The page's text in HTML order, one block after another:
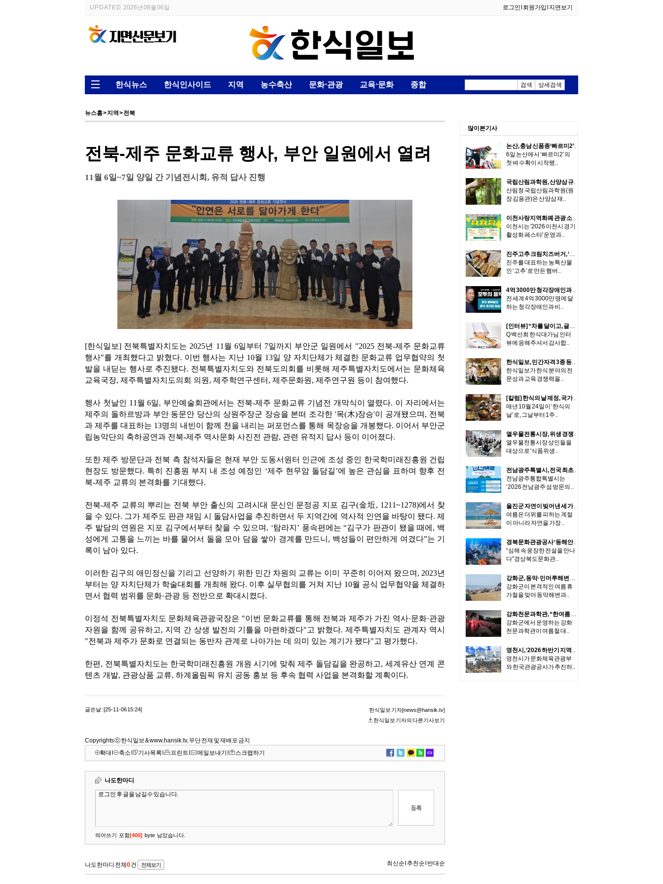
UPDATED.2026년 08월 06일 로그인 회원가입 지면보기
검색 상세검색
한식뉴스 한식인사이드 지역 농수축산 문화⋅관광 교육⋅문화 종합
뉴스홈>지역 >전북
전북-제주 문화교류 행사, 부안 일원에서 열려
11월 6일~7일 양일 간 기념전시회, 유적 답사 진행
[한식일보] 전북특별자치도는 2025년 11월 6일부터 7일까지 부안군 일원에서 "2025 전북-제주 문화교류
행사"를 개최했다고 밝혔다. 이번 행사는 지난 10월 13일 양 자치단체가 체결한 문화교류 업무협약의 첫
발을 내딛는 행사로 추진됐다. 전북특별자치도와 전북도의회를 비롯해 제주특별자치도에서는 문화체육
교육국장, 제주특별자치도의회 의원, 제주학연구센터, 제주문화원, 제주연구원 등이 참여했다.
행사 첫날인 11월 6일, 부안예술회관에서는 전북-제주 문화교류 기념전 개막식이 열렸다. 이 자리에서는
제주의 돌하르방과 부안 동문안 당산의 상원주장군 장승을 본떠 조각한 '목(木)장승'이 공개됐으며, 전북
과 제주를 대표하는 13명의 내빈이 함께 천을 내리는 퍼포먼스를 통해 목장승을 개봉했다. 이어서 부안군
립농악단의 축하공연과 전북-제주 역사문화 사진전 관람, 관련 유적지 답사 등이 이어졌다.
또한 제주 방문단과 전북 측 참석자들은 현재 부안 도동서원터 인근에 조성 중인 한국학미래진흥원 건립
현장도 방문했다. 특히 진흥원 부지 내 조성 예정인 ‘제주 현무암 돌담길’에 높은 관심을 표하며 향후 전
북-제주 교류의 본격화를 기대했다.
전북-제주 교류의 뿌리는 전북 부안 출신의 고려시대 문신인 문정공 지포 김구(金坵, 1211~1278)에서 찾
을 수 있다. 그가 제주도 판관 재임 시 돌담사업을 추진하면서 두 지역간에 역사적 인연을 바탕이 됐다. 제
주 밭담의 연원은 지포 김구에서부터 찾을 수 있으며, ‘탐라지’ 풍속편에는 “김구가 판관이 됐을 때에, 백
성에게 고통을 느끼는 바를 물어서 돌을 모아 담을 쌓아 경계를 만드니, 백성들이 편안하게 여겼다”는 기
록이 남아 있다.
이러한 김구의 애민정신을 기리고 선양하기 위한 민간 차원의 교류는 이미 꾸준히 이어져 왔으며, 2023년
부터는 양 자치단체가 학술대회를 개최해 왔다. 이후 실무협의를 거쳐 지난 10월 공식 업무협약을 체결하
면서 협력 범위를 문화·관광 등 전반으로 확대시켰다.
이정석 전북특별자치도 문화체육관광국장은 "이번 문화교류를 통해 전북과 제주가 가진 역사·문화·관광
자원을 함께 공유하고, 지역 간 상생 발전의 기틀을 마련하겠다"고 밝혔다. 제주특별자치도 관계자 역시
"전북과 제주가 문화로 연결되는 동반자 관계로 나아가는 데 의미 있는 계기가 됐다"고 평가했다.
한편, 전북특별자치도는 한국학미래진흥원 개원 시기에 맞춰 제주 돌담길을 완공하고, 세계유산 연계 콘
텐츠 개발, 관광상품 교류, 하계올림픽 유치 공동 홍보 등 후속 협력 사업을 본격화할 계획이다.
글쓴날 : [25-11-06 15:24]
한식일보 기자[news@hansik.tv]
한식일보 기자의 다른기사보기
Copyrights ⓒ 한식일보 & www.hansik.tv, 무단 전재 및 재배포 금지
확대
축소 기사목록 프린트 메일보내기 스크랩하기
많이본기사
논산, 충남 신품종‘빠르미2’첫 수확
6일 논산에서 ‘빠르미2’의
첫 벼 수확이 시작됐..
국립산림과학원, 산양삼 규제 풀었더니 줄기·잎이 '효자'…농가 부담 줄고 가공업체 수익 20% 껑충
산림청 국립산림과학원(원
장 김용관)은 산양삼 재..
이천사랑지역화폐 관광 소비 215.5% 증가… 작은가게 결제도 활성화
이천시는 '2026 이천시 경기
활성화 페스타' 운영과..
진주고추 크림치즈버거, ‘맥도날드’서 재출시
진주를 대표하는 농특산물
인 ‘고추’로 만든 햄버..
4억 3000만 청각장애인과 함께… ‘비욘더사운드 2028’ BTS·블랙핑크 공개 러브콜 화제
전 세계 4억 3000만 명에 달
하는 청각장애인과 비..
[인터뷰] “차를 달이고, 글을 짓고, 삶을 짓다” 카페 ‘공간’에서 만난 한식대가 백선희의 정성 한 잔
Q 백선희 한식대가님 인터
뷰에 응해주셔서 감사합..
한식일보, 민간자격 3종 등록… 하반기 교육사업 본격화
한식일보가 한식 분야의 전
문성과 교육 경쟁력을 ..
[칼럼] 한식의 날 제정, 국가 식문화 전략의 출발점 돼야
매년 10월 24일이 ‘한식의
날’로, 그날부터 1주..
열우물전통시장, 위생 경쟁력 강화로 신뢰받는 전통시장 조성 나서...
열우물전통시장 상인들을
대상으로 '식품위생 ..
전남광주특별시, 전국 최초 ‘섬 반값 여행’
전남광주통합특별시는
‘2026 전남광주 섬 방문의 ..
울진군 자연이 빚어낸 세 가지 색, 가장 시원한 여름을 만나는 곳 '3색 울진'
여름은 더위를 피하는 계절
이 아니라 자연을 가장 ..
경북문화관광공사 ‘동해안 수중비경 11선’ 최초 공개
“심해 속 웅장한 전설을 만나
다”경상북도문화관..
강화군, 동막·민머루해변 수질검사 강화…안심 물놀이 환경 조성
강화군이 본격적인 여름 휴
가철을 맞아 동막해변과..
강화천문과학관, “한여름 밤, 별똥별이 쏟아진다”
강화군에서 운영하는 강화
천문과학관이 여름철 대..
영천시, ‘2026 하반기 지역사랑 휴가지원 시범사업’ 최종 선정
영천시가 문화체육관광부
와 한국관광공사가 추진하..